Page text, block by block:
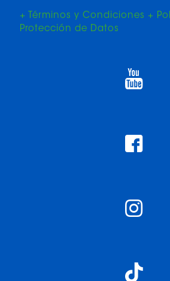
+ Términos y Condiciones +
Protección de Datos